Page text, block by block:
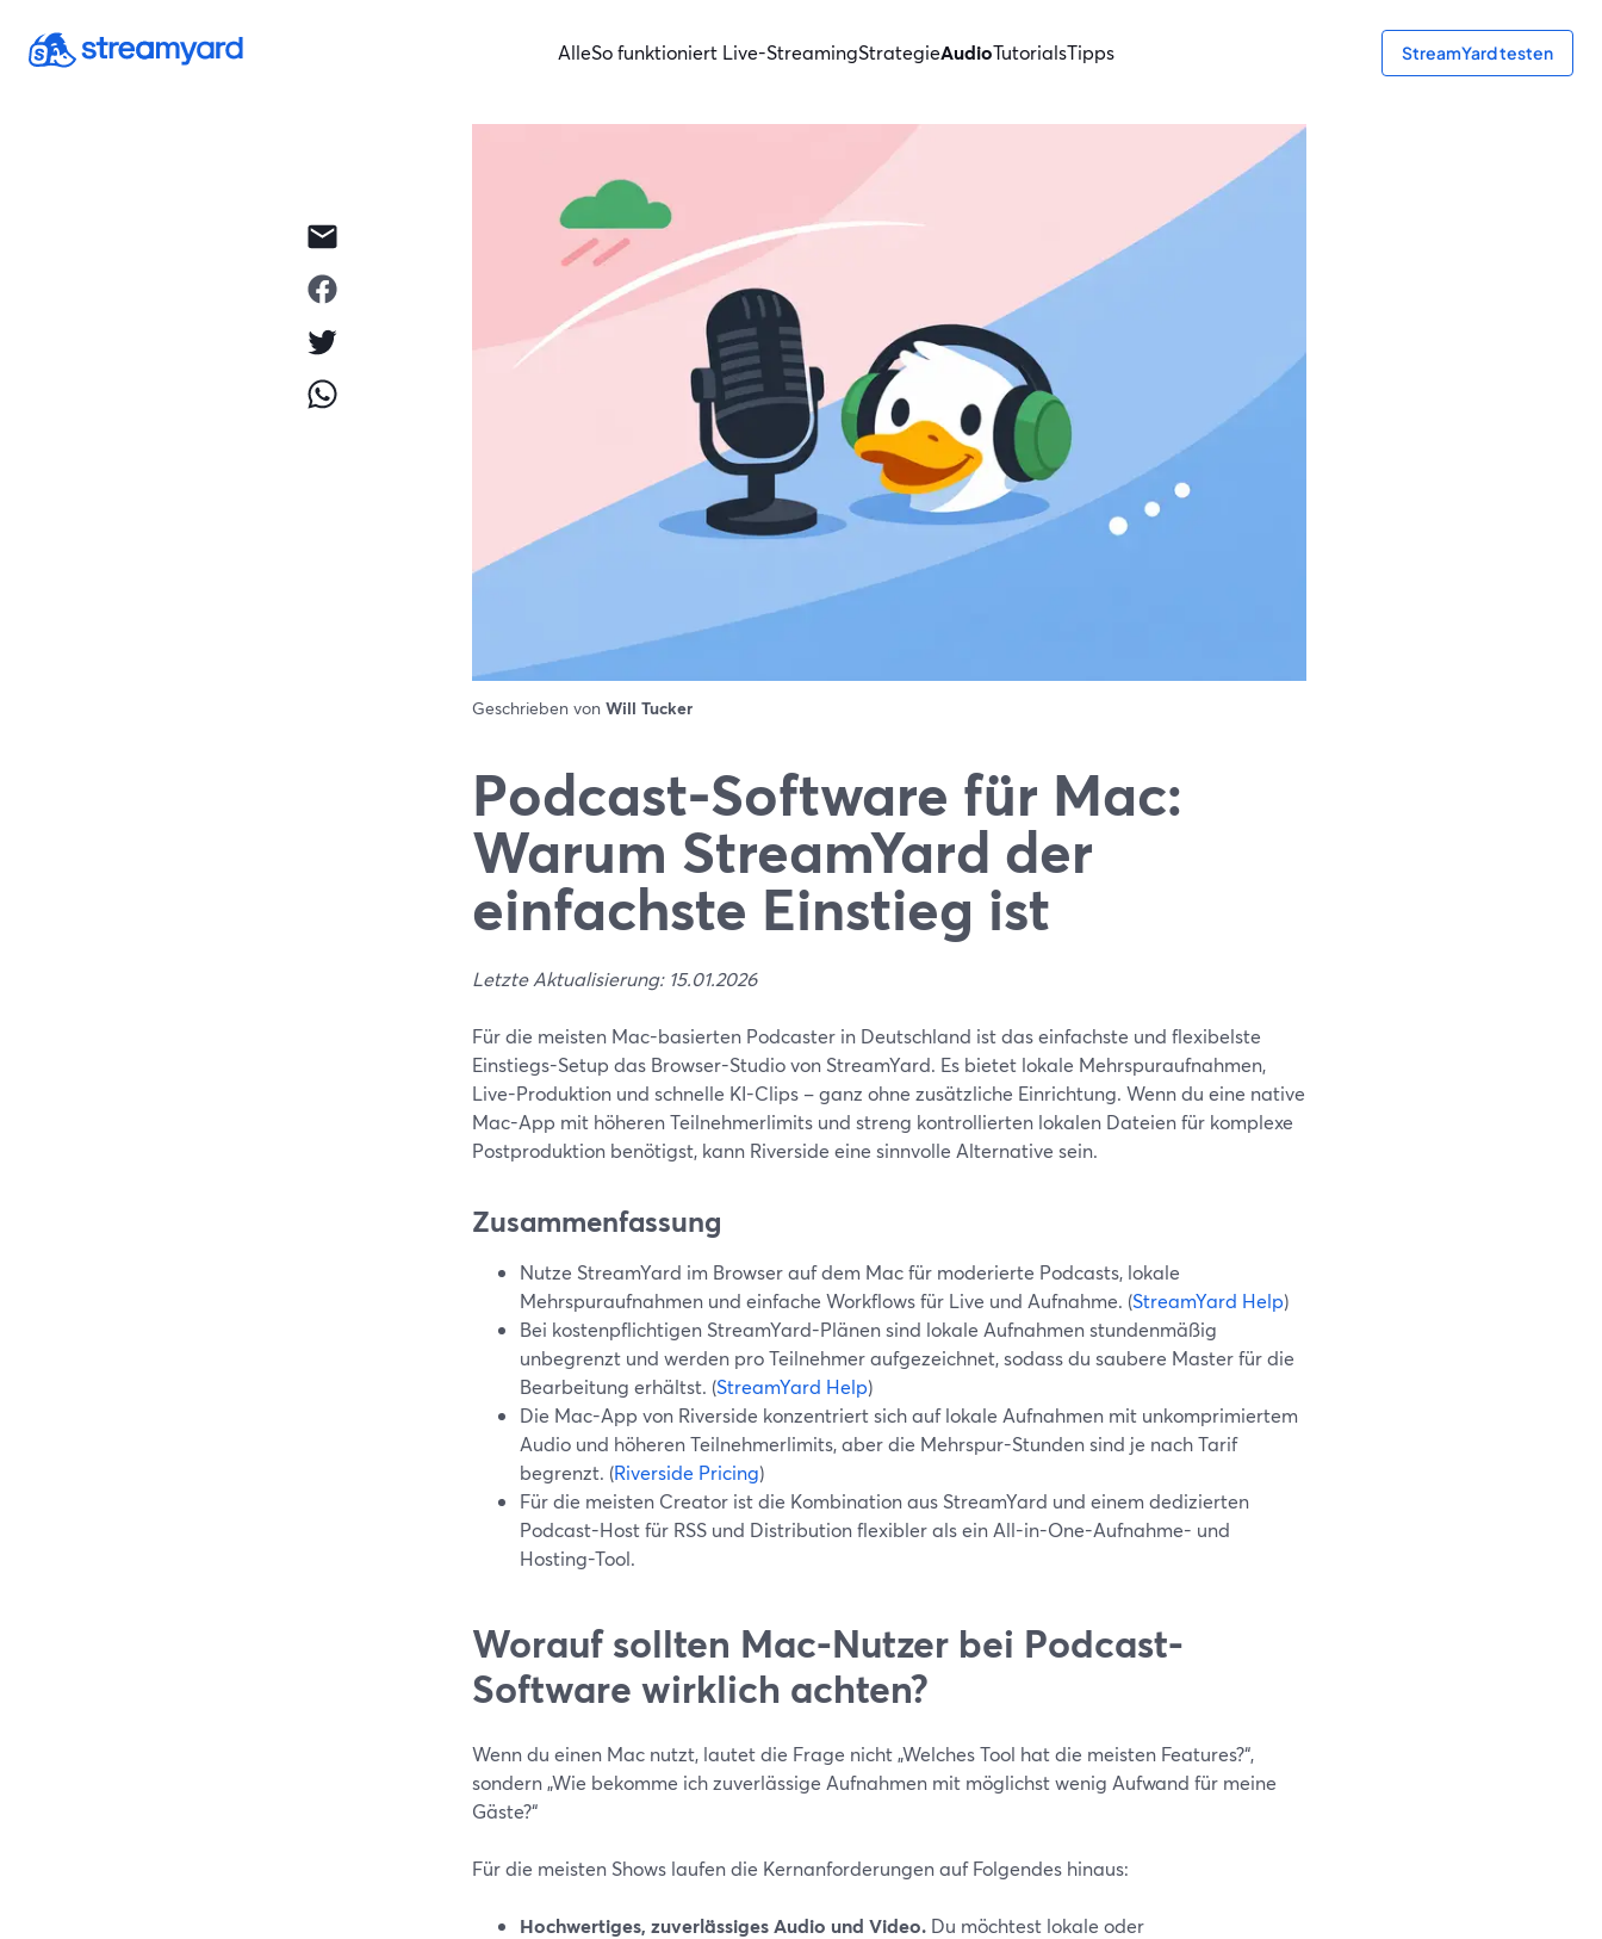
AlleSo funktioniert Live-StreamingStrategieAudioTutorialsTipps StreamYard testen
Geschrieben von Will Tucker
Podcast-Software für Mac:
Warum StreamYard der
einfachste Einstieg ist
Letzte Aktualisierung: 15.01.2026
Für die meisten Mac-basierten Podcaster in Deutschland ist das einfachste und flexibelste
Einstiegs-Setup das Browser-Studio von StreamYard. Es bietet lokale Mehrspuraufnahmen,
Live-Produktion und schnelle KI-Clips – ganz ohne zusätzliche Einrichtung. Wenn du eine native
Mac-App mit höheren Teilnehmerlimits und streng kontrollierten lokalen Dateien für komplexe
Postproduktion benötigst, kann Riverside eine sinnvolle Alternative sein.
Zusammenfassung
Nutze StreamYard im Browser auf dem Mac für moderierte Podcasts, lokale
Mehrspuraufnahmen und einfache Workflows für Live und Aufnahme. (StreamYard Help)
Bei kostenpflichtigen StreamYard-Plänen sind lokale Aufnahmen stundenmäßig
unbegrenzt und werden pro Teilnehmer aufgezeichnet, sodass du saubere Master für die
Bearbeitung erhältst. (StreamYard Help)
Die Mac-App von Riverside konzentriert sich auf lokale Aufnahmen mit unkomprimiertem
Audio und höheren Teilnehmerlimits, aber die Mehrspur-Stunden sind je nach Tarif
begrenzt. (Riverside Pricing)
Für die meisten Creator ist die Kombination aus StreamYard und einem dedizierten
Podcast-Host für RSS und Distribution flexibler als ein All-in-One-Aufnahme- und
Hosting-Tool.
Worauf sollten Mac-Nutzer bei Podcast-
Software wirklich achten?
Wenn du einen Mac nutzt, lautet die Frage nicht „Welches Tool hat die meisten Features?“,
sondern „Wie bekomme ich zuverlässige Aufnahmen mit möglichst wenig Aufwand für meine
Gäste?“
Für die meisten Shows laufen die Kernanforderungen auf Folgendes hinaus:
Hochwertiges, zuverlässiges Audio und Video. Du möchtest lokale oder